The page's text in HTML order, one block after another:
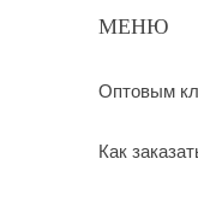
МЕНЮ
Оптовым
Как